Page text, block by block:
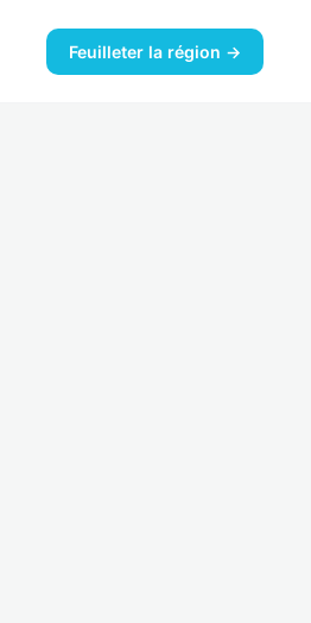
Feuilleter la région →